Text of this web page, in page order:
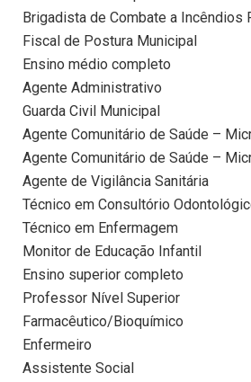
Brigadista de Combate a Incêndios
Fiscal de Postura Municipal
Ensino médio completo
Agente Administrativo
Guarda Civil Municipal
Agente Comunitário de Saúde –
Agente Comunitário de Saúde –
Agente de Vigilância Sanitária
Técnico em Consultório
Técnico em Enfermagem
Monitor de Educação Infantil
Ensino superior completo
Professor Nível Superior
Farmacêutico/Bioquímico
Enfermeiro
Assistente Social